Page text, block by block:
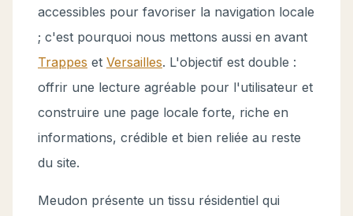
accessibles pour favoriser la navigation locale
; c'est pourquoi nous mettons aussi en avant
Trappes et Versailles. L'objectif est double :
offrir une lecture agréable pour l'utilisateur et
construire une page locale forte, riche en
informations, crédible et bien reliée au reste
du site.
Meudon présente un tissu résidentiel qui